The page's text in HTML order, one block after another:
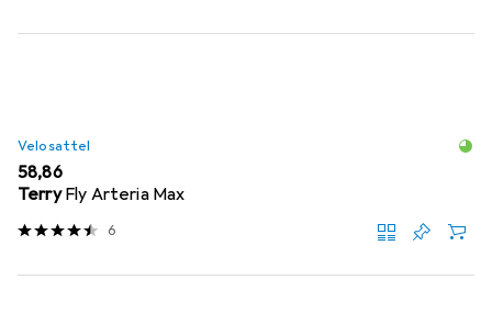
Velosattel
EUR
58,86
Terry Fly Arteria Max
6